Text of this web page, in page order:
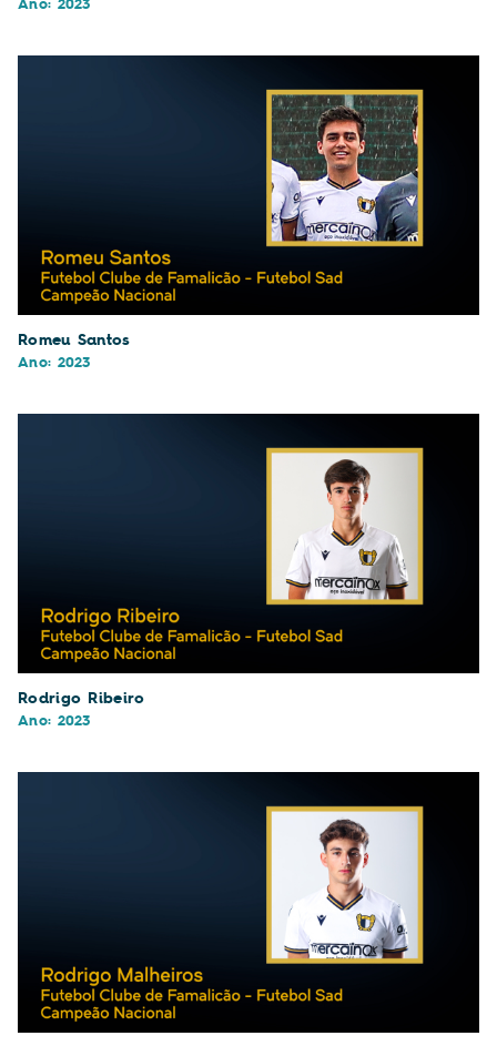
Romeu Santos
Ano: 2023
Rodrigo Ribeiro
Ano: 2023